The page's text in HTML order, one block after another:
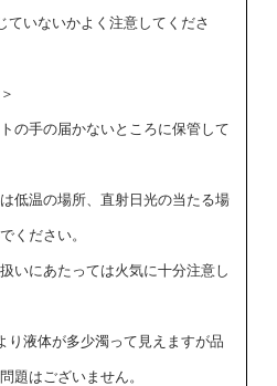
ていないかよく注意してくださ
の手の届かないところに保管して
低温の場所、直射日光の当たる場
ください。
いにあたっては火気に十分注意し
り液体が多少濁って見えますが品
題はございません。